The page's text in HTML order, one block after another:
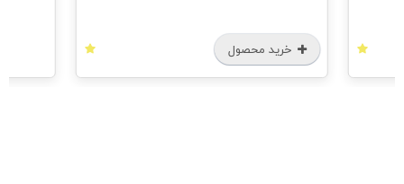
خرید محصول